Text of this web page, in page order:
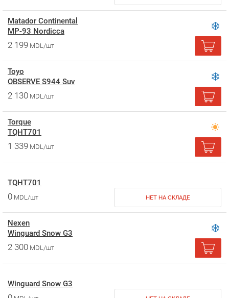
Matador Continental
MP-93 Nordicca
2 199 MDL/шт
Toyo
OBSERVE S944 Suv
2 130 MDL/шт
Torque
TQHT701
1 339 MDL/шт
TQHT701
0 MDL/шт НЕТ НА СКЛАДЕ
Nexen
Winguard Snow G3
2 300 MDL/шт
Winguard Snow G3